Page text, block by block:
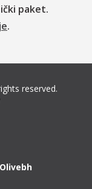
paket.
.
reserved.
Olivebh